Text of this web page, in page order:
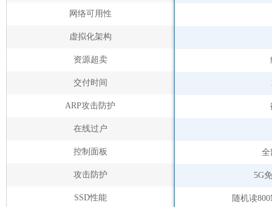
网络可用性
虚拟化架构
资源超卖
交付时间
ARP攻击防护
在线过户
控制面板
攻击防护
SSD性能
全
5G
随机读